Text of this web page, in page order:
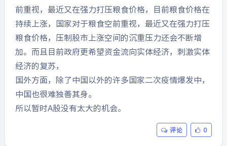
前重视，最近又在强力打压粮食价格，目前粮食价格在
持续上涨，国家对于粮食空前重视，最近又在强力打压
粮食价格，压制股市上涨空间的沉重压力还会不断增
加。而且目前政府更希望资金流向实体经济，刺激实体
经济的复苏，
国外方面，除了中国以外的许多国家二次疫情爆发中，
中国也很难独善其身。
所以暂时A股没有太大的机会。
评论 0